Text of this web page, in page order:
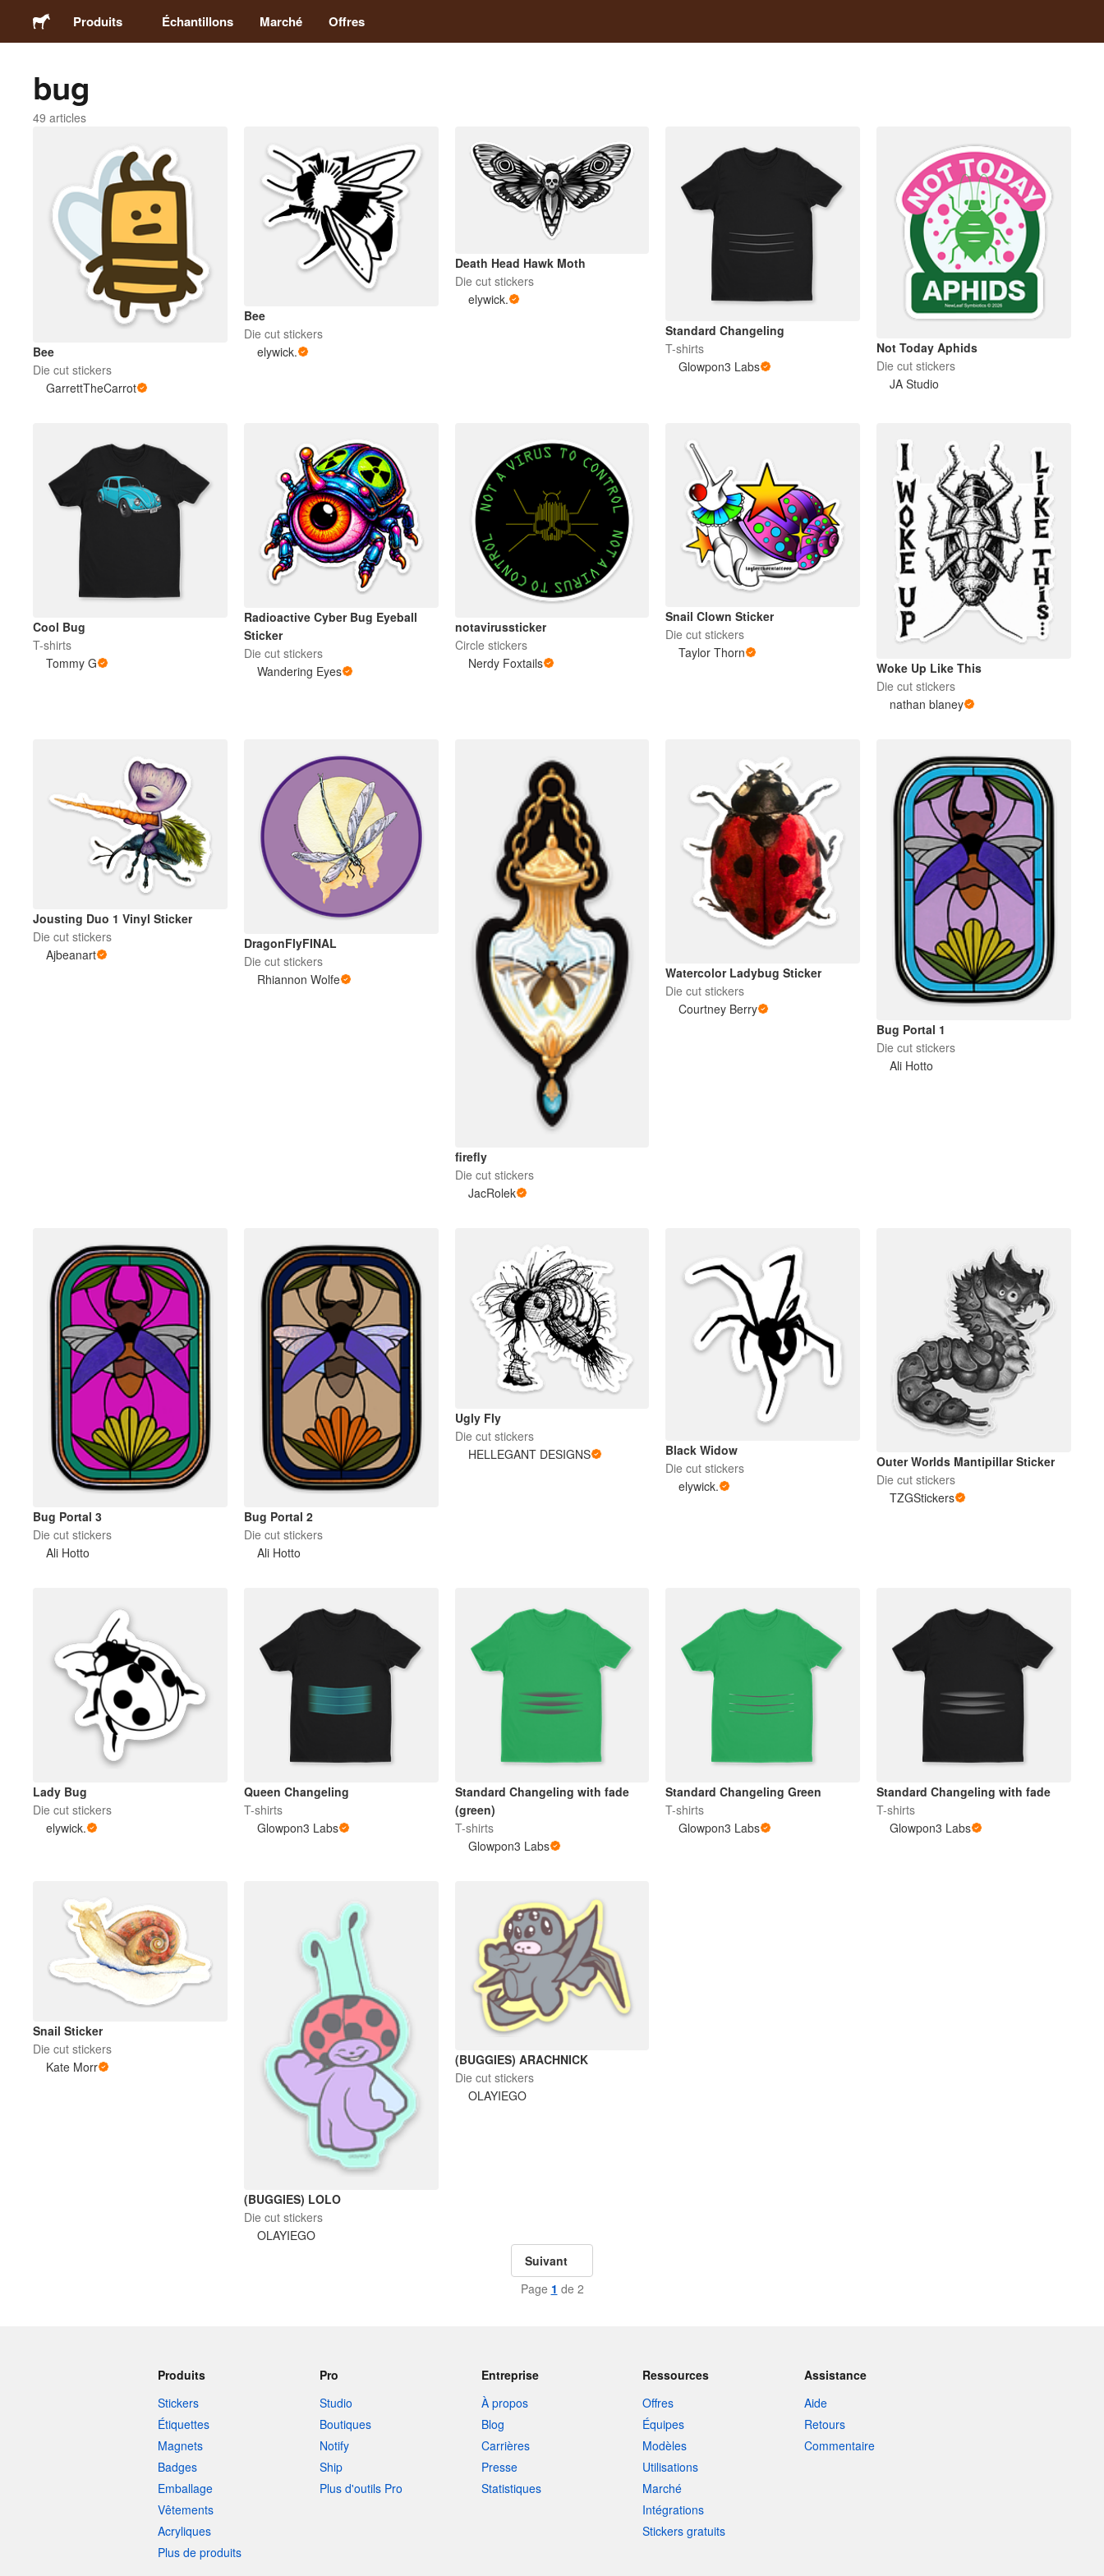
Produits
Magnets
Badges
Emballage
Vêtements
Acryliques
Échantillons Marché Offres
bug
49 articles
Bee
Die cut stickers
GarrettTheCarrot
Bee
Die cut stickers
elywick.
Death Head Hawk Moth
Die cut stickers
elywick.
Standard Changeling
T-shirts
Glowpon3 Labs
Not Today Aphids
Die cut stickers
JA Studio
Cool Bug
T-shirts
Tommy G
Radioactive Cyber Bug Eyeball
Sticker
Die cut stickers
Wandering Eyes
notavirussticker
Circle stickers
Nerdy Foxtails
Snail Clown Sticker
Die cut stickers
Taylor Thorn
Woke Up Like This
Die cut stickers
nathan blaney
Jousting Duo 1 Vinyl Sticker
Die cut stickers
Ajbeanart
DragonFlyFINAL
Die cut stickers
Rhiannon Wolfe
firefly
Die cut stickers
JacRolek
Watercolor Ladybug Sticker
Die cut stickers
Courtney Berry
Bug Portal 1
Die cut stickers
Ali Hotto
Bug Portal 3
Die cut stickers
Ali Hotto
Bug Portal 2
Die cut stickers
Ali Hotto
Ugly Fly
Die cut stickers
HELLEGANT DESIGNS
Black Widow
Die cut stickers
elywick.
Outer Worlds Mantipillar Sticker
Die cut stickers
TZGStickers
Lady Bug
Die cut stickers
elywick.
Queen Changeling
T-shirts
Glowpon3 Labs
Standard Changeling with fade
(green)
T-shirts
Glowpon3 Labs
Standard Changeling Green
T-shirts
Glowpon3 Labs
Standard Changeling with fade
T-shirts
Glowpon3 Labs
Snail Sticker
Die cut stickers
Kate Morr
(BUGGIES) LOLO
Die cut stickers
OLAYIEGO
(BUGGIES) ARACHNICK
Die cut stickers
OLAYIEGO
Suivant
Page 1 de 2
Produits
Stickers
Étiquettes
Magnets
Badges
Emballage
Vêtements
Acryliques
Plus de produits
Pro
Studio
Boutiques
Notify
Ship
Plus d'outils Pro
Entreprise
À propos
Blog
Carrières
Presse
Statistiques
Ressources
Offres
Équipes
Modèles
Utilisations
Marché
Intégrations
Stickers gratuits
Assistance
Aide
Retours
Commentaire